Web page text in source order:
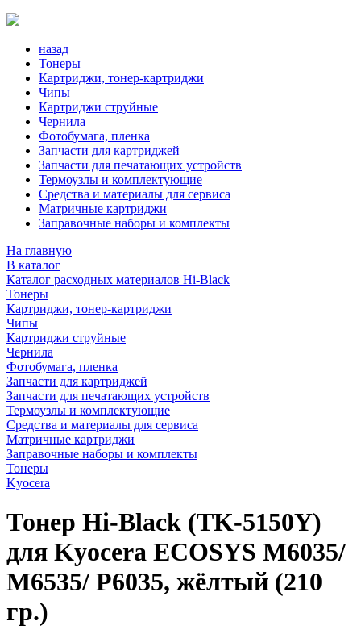
назад
Тонеры
Картриджи, тонер-картриджи
Чипы
Картриджи струйные
Чернила
Фотобумага, пленка
Запчасти для картриджей
Запчасти для печатающих устройств
Термоузлы и комплектующие
Средства и материалы для сервиса
Матричные картриджи
Заправочные наборы и комплекты
На главную
В каталог
Каталог расходных материалов Hi-Black
Тонеры
Картриджи, тонер-картриджи
Чипы
Картриджи струйные
Чернила
Фотобумага, пленка
Запчасти для картриджей
Запчасти для печатающих устройств
Термоузлы и комплектующие
Средства и материалы для сервиса
Матричные картриджи
Заправочные наборы и комплекты
Тонеры
Kyocera
Тонер Hi-Black (TK-5150Y)
для Kyocera ECOSYS M6035/
M6535/ P6035, жёлтый (210
гр.)